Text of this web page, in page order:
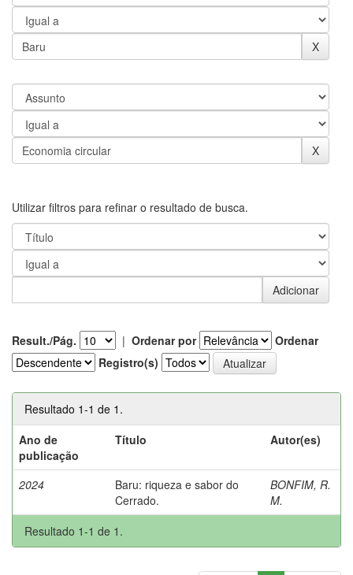
Utilizar filtros para refinar o resultado de busca.
Result./Pág. | Ordenar por
Ordenar
Registro(s)
Resultado 1-1 de 1.
Ano de
publicação
Título Autor(es)
2024
Baru: riqueza e sabor do
Cerrado.
BONFIM, R.
M.
Resultado 1-1 de 1.